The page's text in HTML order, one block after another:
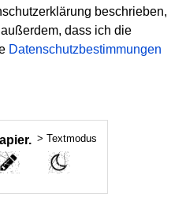
beschrieben,
dass ich die
Datenschutzbestimmungen
> Textmodus